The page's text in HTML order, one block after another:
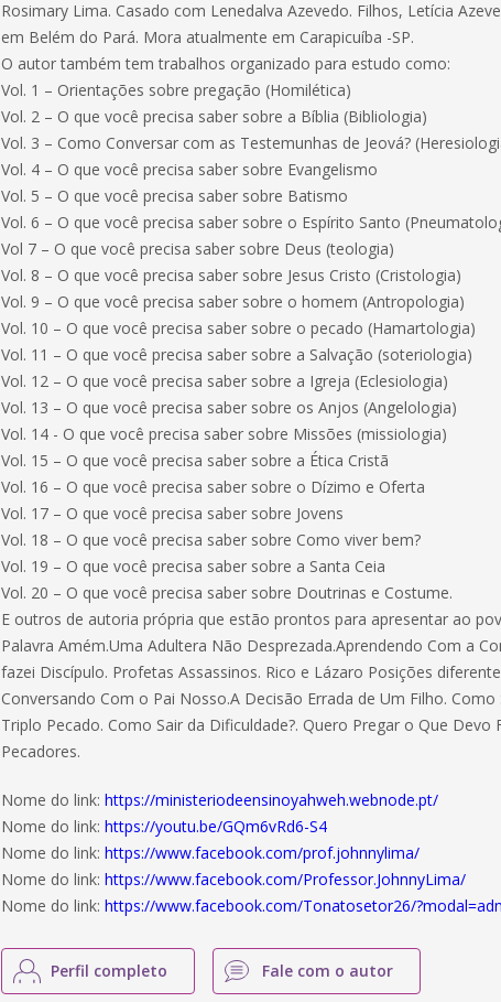
Rosimary Lima. Casado com Lenedalva Azevedo. Filhos, Letícia
em Belém do Pará. Mora atualmente em Carapicuíba -SP.
O autor também tem trabalhos organizado para estudo como:
Vol. 1 – Orientações sobre pregação (Homilética)
Vol. 2 – O que você precisa saber sobre a Bíblia (Bibliologia)
Vol. 3 – Como Conversar com as Testemunhas de Jeová?
Vol. 4 – O que você precisa saber sobre Evangelismo
Vol. 5 – O que você precisa saber sobre Batismo
Vol. 6 – O que você precisa saber sobre o Espírito Santo
Vol 7 – O que você precisa saber sobre Deus (teologia)
Vol. 8 – O que você precisa saber sobre Jesus Cristo (Cristologia)
Vol. 9 – O que você precisa saber sobre o homem (Antropologia)
Vol. 10 – O que você precisa saber sobre o pecado (Hamartologia)
Vol. 11 – O que você precisa saber sobre a Salvação (soteriologia)
Vol. 12 – O que você precisa saber sobre a Igreja (Eclesiologia)
Vol. 13 – O que você precisa saber sobre os Anjos (Angelologia)
Vol. 14 - O que você precisa saber sobre Missões (missiologia)
Vol. 15 – O que você precisa saber sobre a Ética Cristã
Vol. 16 – O que você precisa saber sobre o Dízimo e Oferta
Vol. 17 – O que você precisa saber sobre Jovens
Vol. 18 – O que você precisa saber sobre Como viver bem?
Vol. 19 – O que você precisa saber sobre a Santa Ceia
Vol. 20 – O que você precisa saber sobre Doutrinas e Costume.
E outros de autoria própria que estão prontos para apresentar ao
Palavra Amém.Uma Adultera Não Desprezada.Aprendendo Com a
fazei Discípulo. Profetas Assassinos. Rico e Lázaro Posições
Conversando Com o Pai Nosso.A Decisão Errada de Um Filho. Como
Triplo Pecado. Como Sair da Dificuldade?. Quero Pregar o Que Devo
Pecadores.
Nome do link:https://ministeriodeensinoyahweh.webnode.pt/
Nome do link:https://youtu.be/GQm6vRd6-S4
Nome do link:https://www.facebook.com/prof.johnnylima/
Nome do link:https://www.facebook.com/Professor.JohnnyLima/
Nome do link:https://www.facebook.com/Tonatosetor26/
Perfil completo Fale com o autor